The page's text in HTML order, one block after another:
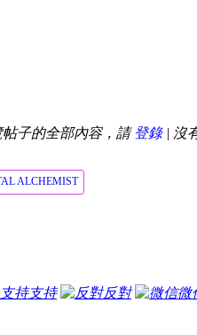
子的全部內容，請登錄| 沒
ALCHEMIST
支持 反對
微